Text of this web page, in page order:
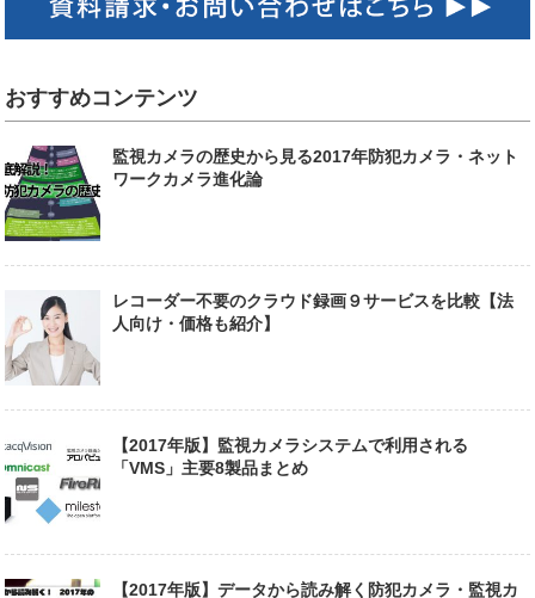
おすすめコンテンツ
監視カメラの歴史から見る2017年防犯カメラ・ネット
ワークカメラ進化論
レコーダー不要のクラウド録画９サービスを比較【法
人向け・価格も紹介】
【2017年版】監視カメラシステムで利用される
「VMS」主要8製品まとめ
【2017年版】データから読み解く防犯カメラ・監視カ